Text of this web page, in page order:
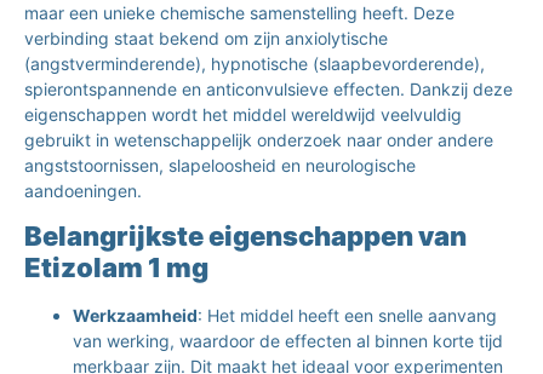
maar een unieke chemische samenstelling heeft. Deze
verbinding staat bekend om zijn anxiolytische
(angstverminderende), hypnotische (slaapbevorderende),
spierontspannende en anticonvulsieve effecten. Dankzij deze
eigenschappen wordt het middel wereldwijd veelvuldig
gebruikt in wetenschappelijk onderzoek naar onder andere
angststoornissen, slapeloosheid en neurologische
aandoeningen.
Belangrijkste eigenschappen van
Etizolam 1 mg
Werkzaamheid: Het middel heeft een snelle aanvang
van werking, waardoor de effecten al binnen korte tijd
merkbaar zijn. Dit maakt het ideaal voor experimenten